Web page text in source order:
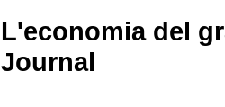
L'economia del
Journal